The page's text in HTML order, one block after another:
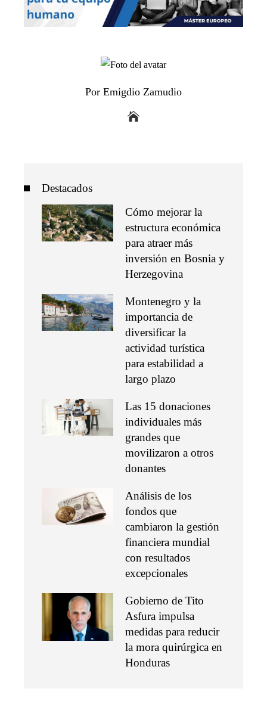
Por Emigdio Zamudio
Destacados
Cómo mejorar la
estructura económica
para atraer más
inversión en Bosnia y
Herzegovina
Montenegro y la
importancia de
diversificar la
actividad turística
para estabilidad a
largo plazo
Las 15 donaciones
individuales más
grandes que
movilizaron a otros
donantes
Análisis de los
fondos que
cambiaron la gestión
financiera mundial
con resultados
excepcionales
Gobierno de Tito
Asfura impulsa
medidas para reducir
la mora quirúrgica en
Honduras